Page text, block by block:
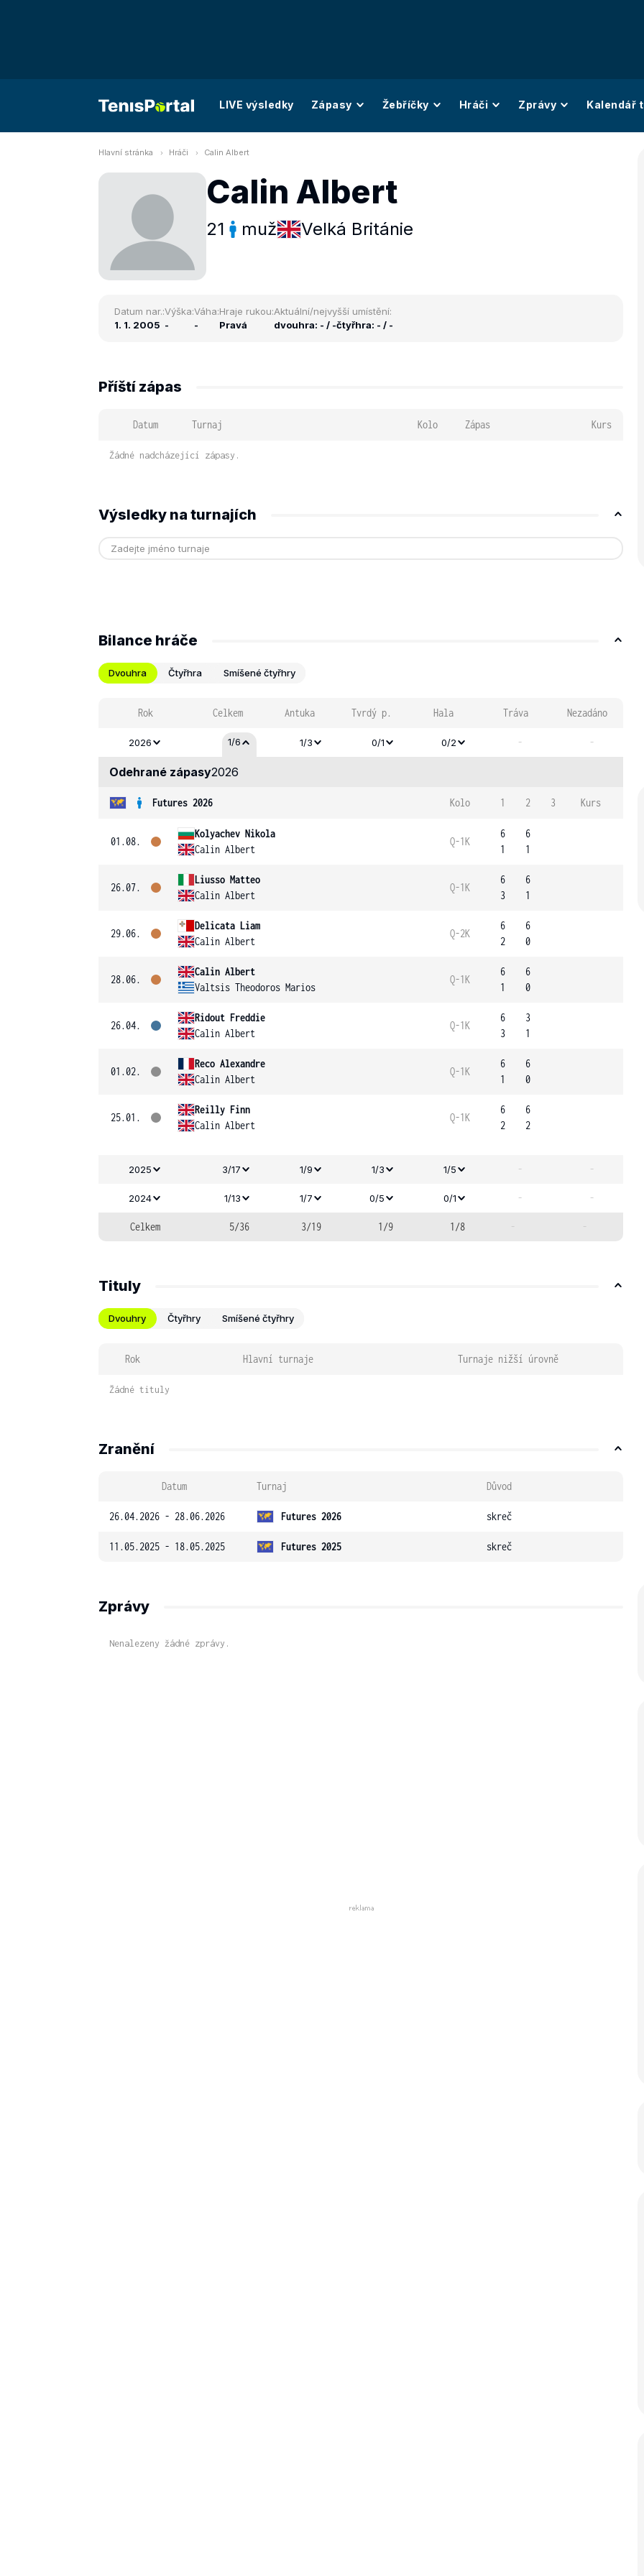
LIVE výsledky Zápasy Žebříčky Hráči Zprávy Kalendář
Hlavní stránka Hráči Calin Albert
Calin Albert
21 muž Velká Británie
Datum nar.:
1. 1. 2005
Výška:
-
Váha:
-
Hraje rukou:
Pravá
Aktuální/nejvyšší umístění:
dvouhra: - / -čtyřhra: - / -
Příští zápas
Datum Turnaj Kolo Zápas Kurs
Žádné nadcházející zápasy.
Výsledky na turnajích
Bilance hráče
Dvouhra Čtyřhra Smíšené čtyřhry
Rok Celkem Antuka Tvrdý p. Hala Tráva Nezadáno
2026 1/6 1/3 0/1 0/2 - -
Odehrané zápasy2026
Futures 2026 Kolo 1 2 3 Kurs
01.08.
Kolyachev Nikola
Calin Albert
Q-1K
6
1
6
1
26.07.
Liusso Matteo
Calin Albert
Q-1K
6
3
6
1
29.06.
Delicata Liam
Calin Albert
Q-2K
6
2
6
0
28.06.
Calin Albert
Valtsis Theodoros Marios
Q-1K
6
1
6
0
26.04.
Ridout Freddie
Calin Albert
Q-1K
6
3
3
1
01.02.
Reco Alexandre
Calin Albert
Q-1K
6
1
6
0
25.01.
Reilly Finn
Calin Albert
Q-1K
6
2
6
2
2025 3/17 1/9 1/3 1/5 - -
2024 1/13 1/7 0/5 0/1 - -
Celkem 5/36 3/19 1/9 1/8 - -
Tituly
Dvouhry Čtyřhry Smíšené čtyřhry
Rok Hlavní turnaje Turnaje nižší úrovně
Žádné tituly
Zranění
Datum Turnaj Důvod
26.04.2026 - 28.06.2026 Futures 2026 skreč
11.05.2025 - 18.05.2025 Futures 2025 skreč
Zprávy
Nenalezeny žádné zprávy.